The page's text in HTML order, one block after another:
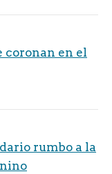
coronan en el
rumbo a la